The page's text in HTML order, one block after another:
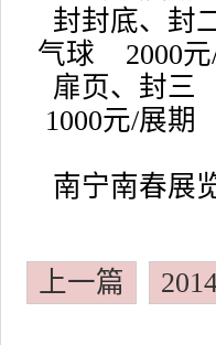
封封底、
气球 2000元
扉页、封
1000元/展期
南宁南春展
上一篇